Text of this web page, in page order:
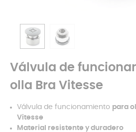
Válvula de
olla Bra Vitesse
Válvula de funcionamiento para
Vitesse
Material resistente y duradero